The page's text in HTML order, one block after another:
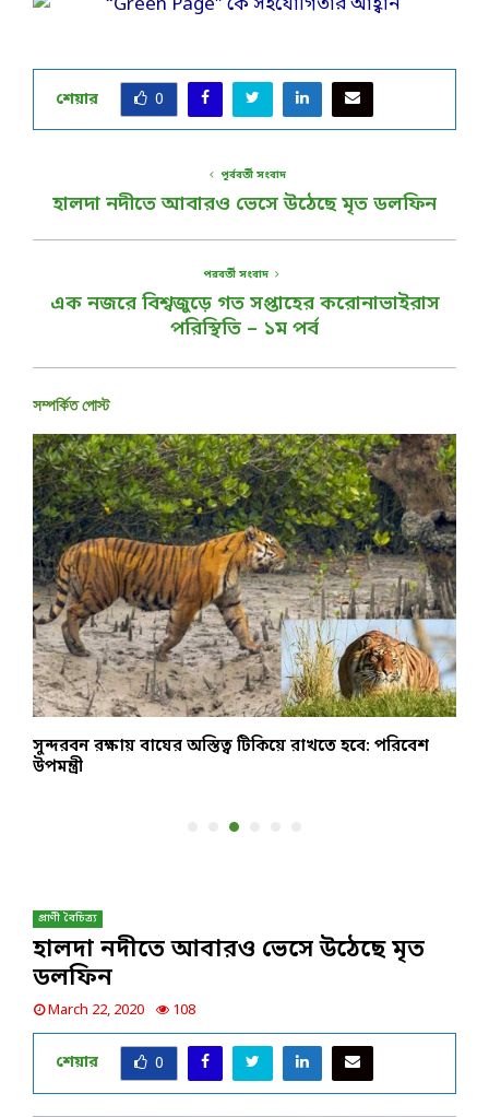
শেয়ার 0
পূর্ববর্তী সংবাদ
হালদা নদীতে আবারও ভেসে উঠেছে মৃত ডলফিন
পরবর্তী সংবাদ
এক নজরে বিশ্বজুড়ে গত সপ্তাহের করোনাভাইরাস
পরিস্থিতি – ১ম পর্ব
সম্পর্কিত পোস্ট
সুন্দরবন রক্ষায় বাঘের অস্তিত্ব টিকিয়ে রাখতে হবে: পরিবেশ
উপমন্ত্রী
প্রাণী বৈচিত্র্য
হালদা নদীতে আবারও ভেসে উঠেছে মৃত
ডলফিন
March 22, 2020 108
শেয়ার 0